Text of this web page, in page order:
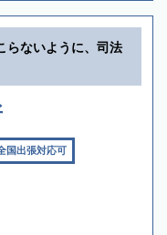
らないように、司法
国出張対応可